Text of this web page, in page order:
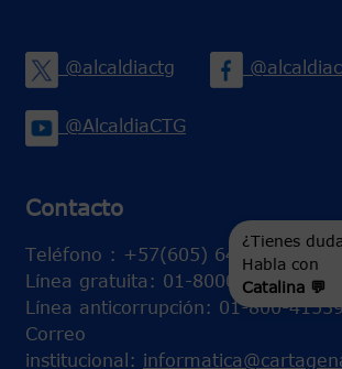
@alcaldiactg
@AlcaldiaCTG
Contacto
Teléfono : +57(605) 641 13 70
Línea gratuita: 01-80000-
Línea anticorrupción: 01-800-
Correo
institucional:
¿Tienes
Habla con
Catalina 💬